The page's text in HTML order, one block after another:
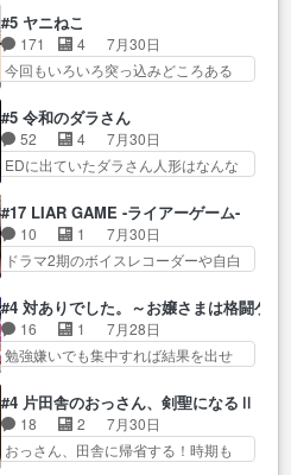
っていいなあ。同… コミティア
参加のしおりを徹夜で作る先生
(… お母さん、娘にあんな漫画描
かれたら泣いち…
が… 弧次郎「欲を我慢して強く
なれるなら大飯食… 変化球な演
出も交えながらの状況説明が本
した！最終的に… この高らかな
DT宣言、合田一人に通じるも…
この作品は近年稀に見るおっさんキ
ャラの充…
に飲み込まれた転生者と… みん
なががんばってくれたアリスの父ち
ゃん… 成長限界が999である村人
と定めた上位存… 大規模バトル
り… やっぱり勇者より強かった
か笑統率力LV9… 普通の人間の親
子やーん総務課長と娘の女子…
の… そのために役割を超越する
者の出現させるた… アリスのお
陰で他の勇者達も共闘してくれ魔…
#5 ヤニねこ
171 4
7月30日
今回もいろいろ突っ込みどころある
の話が尋常じゃない雰囲… 妹子
ちゃんの恋愛話をしたり、タバコを
生産… ここうっすら思ったこと
ズバリ言ってくれて… おかし
配… ヤクねこのクワガタ取りの
話見て切なくなっ… 普段は選別
された4～600レスを2,30… 隠し
正… なんか今日はかなり一瞬で
終わっちまったっ… 先週と比べ
てまだまともに見えた。4話は過…
#5 令和のダラさん
52 4
7月30日
EDに出ていたダラさん人形はなんな
生まれた日』をダラさ… 陰惨な
過去がきっちり現代に継承されてい
る… ダラさんと姉弟の母との出
会いの話やはりダ… ダラさんの
人… 第５話感想：２人の過剰な
貢ぎ物?の礼とし… 第５話感想：
姉のお誕生会にダラさんを招
替わってるのね… こんなデカイ
のどうやって運ぶんだよ！？
姉… ダラさん、人型形態にもな
れるんか!?w髪…
#17 LIAR GAME -ライアーゲーム-
10 1
7月30日
ドラマ2期のボイスレコーダーや自白
をつくのが抜群に上手… 昼の国
の奴らも馬鹿が多いが、夜の国も同
じ… ご視聴ありがとうございま
した来週もよろし… 握った◯治
レ… ヨコヤの頭の回転の速さと
人間の心理を利用… 夜の国のヨ
コヤ支配がますますひどく……。
#4 対ありでした。～お嬢さまは格闘ゲ
16 1
7月28日
勉強嫌いでも集中すれば結果を出せ
しむ４人。だが、期末試… どん
なゲームも相手が強すぎるとやる気
無く… テーマ：テスト勉強と大
会感想は、美緒がテ… すげーー
#4 片田舎のおっさん、剣聖になるⅡ
18 2
7月30日
おっさん、田舎に帰省する！時期も